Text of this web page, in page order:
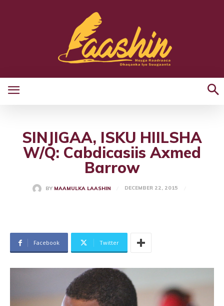
SINJIGAA, ISKU HIILSHA
W/Q: Cabdicasiis Axmed
Barrow
BY MAAMULKA LAASHIN DECEMBER 22, 2015
Facebook Twitter